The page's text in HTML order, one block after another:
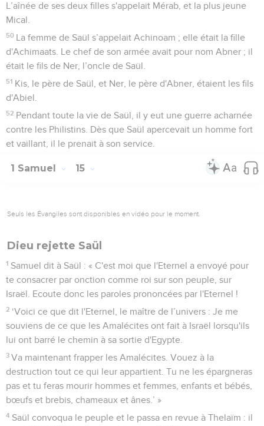
L’aînée de ses deux filles s'appelait Mérab, et la plus jeune
Mical.
50 La femme de Saül s’appelait Achinoam ; elle était la fille
d'Achimaats. Le chef de son armée avait pour nom Abner ; il
était le fils de Ner, l’oncle de Saül.
51 Kis, le père de Saül, et Ner, le père d'Abner, étaient les fils
d'Abiel.
52 Pendant toute la vie de Saül, il y eut une guerre acharnée
contre les Philistins. Dès que Saül apercevait un homme fort
et vaillant, il le prenait à son service.
1 Samuel 15
Seuls les Évangiles sont disponibles en vidéo pour le moment.
Dieu rejette Saül
1 Samuel dit à Saül : « C'est moi que l'Eternel a envoyé pour
te consacrer par onction comme roi sur son peuple, sur
Israël. Ecoute donc les paroles prononcées par l'Eternel !
2 ‘Voici ce que dit l'Eternel, le maître de l’univers : Je me
souviens de ce que les Amalécites ont fait à Israël lorsqu'ils
lui ont barré le chemin à sa sortie d'Egypte.
3 Va maintenant frapper les Amalécites. Vouez à la
destruction tout ce qui leur appartient. Tu ne les épargneras
pas et tu feras mourir hommes et femmes, enfants et bébés,
bœufs et brebis, chameaux et ânes.’ »
4 Saül convoqua le peuple et le passa en revue à Thelaïm : il